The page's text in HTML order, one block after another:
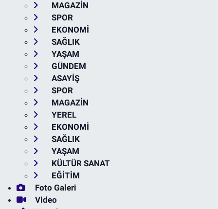
MAGAZİN
SPOR
EKONOMİ
SAĞLIK
YAŞAM
GÜNDEM
ASAYİŞ
SPOR
MAGAZİN
YEREL
EKONOMİ
SAĞLIK
YAŞAM
KÜLTÜR SANAT
EĞİTİM
Foto Galeri
Video